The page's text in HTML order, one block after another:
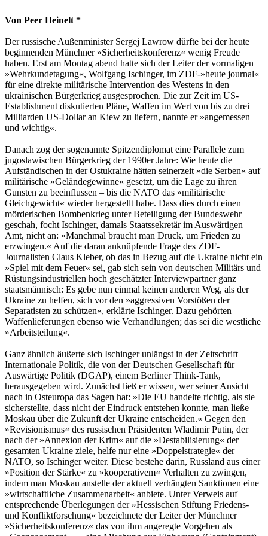
Von Peer Heinelt *
Der russische Außenminister Sergej Lawrow dürfte bei der heute
beginnenden Münchner »Sicherheitskonferenz« wenig Freude
haben. Erst am Montag abend hatte sich der Leiter der vormaligen
»Wehrkundetagung«, Wolfgang Ischinger, im ZDF-»heute journal«
für eine direkte militärische Intervention des Westens in den
ukrainischen Bürgerkrieg ausgesprochen. Die zur Zeit im US-
Establishment diskutierten Pläne, Waffen im Wert von bis zu drei
Milliarden US-Dollar an Kiew zu liefern, nannte er »angemessen
und wichtig«.
Danach zog der sogenannte Spitzendiplomat eine Parallele zum
jugoslawischen Bürgerkrieg der 1990er Jahre: Wie heute die
Aufständischen in der Ostukraine hätten seinerzeit »die Serben« auf
militärische »Geländegewinne« gesetzt, um die Lage zu ihren
Gunsten zu beeinflussen – bis die NATO das »militärische
Gleichgewicht« wieder hergestellt habe. Dass dies durch einen
mörderischen Bombenkrieg unter Beteiligung der Bundeswehr
geschah, focht Ischinger, damals Staatssekretär im Auswärtigen
Amt, nicht an: »Manchmal braucht man Druck, um Frieden zu
erzwingen.« Auf die daran anknüpfende Frage des ZDF-
Journalisten Claus Kleber, ob das in Bezug auf die Ukraine nicht ein
»Spiel mit dem Feuer« sei, gab sich sein von deutschen Militärs und
Rüstungsindustriellen hoch geschätzter Interviewpartner ganz
staatsmännisch: Es gebe nun einmal keinen anderen Weg, als der
Ukraine zu helfen, sich vor den »aggressiven Vorstößen der
Separatisten zu schützen«, erklärte Ischinger. Dazu gehörten
Waffenlieferungen ebenso wie Verhandlungen; das sei die westliche
»Arbeitsteilung«.
Ganz ähnlich äußerte sich Ischinger unlängst in der Zeitschrift
Internationale Politik, die von der Deutschen Gesellschaft für
Auswärtige Politik (DGAP), einem Berliner Think-Tank,
herausgegeben wird. Zunächst ließ er wissen, wer seiner Ansicht
nach in Osteuropa das Sagen hat: »Die EU handelte richtig, als sie
sicherstellte, dass nicht der Eindruck entstehen konnte, man ließe
Moskau über die Zukunft der Ukraine entscheiden.« Gegen den
»Revisionismus« des russischen Präsidenten Wladimir Putin, der
nach der »Annexion der Krim« auf die »Destabilisierung« der
gesamten Ukraine ziele, helfe nur eine »Doppelstrategie« der
NATO, so Ischinger weiter. Diese bestehe darin, Russland aus einer
»Position der Stärke« zu »kooperativem« Verhalten zu zwingen,
indem man Moskau anstelle der aktuell verhängten Sanktionen eine
»wirtschaftliche Zusammenarbeit« anbiete. Unter Verweis auf
entsprechende Überlegungen der »Hessischen Stiftung Friedens-
und Konfliktforschung« bezeichnete der Leiter der Münchner
»Sicherheitskonferenz« das von ihm angeregte Vorgehen als